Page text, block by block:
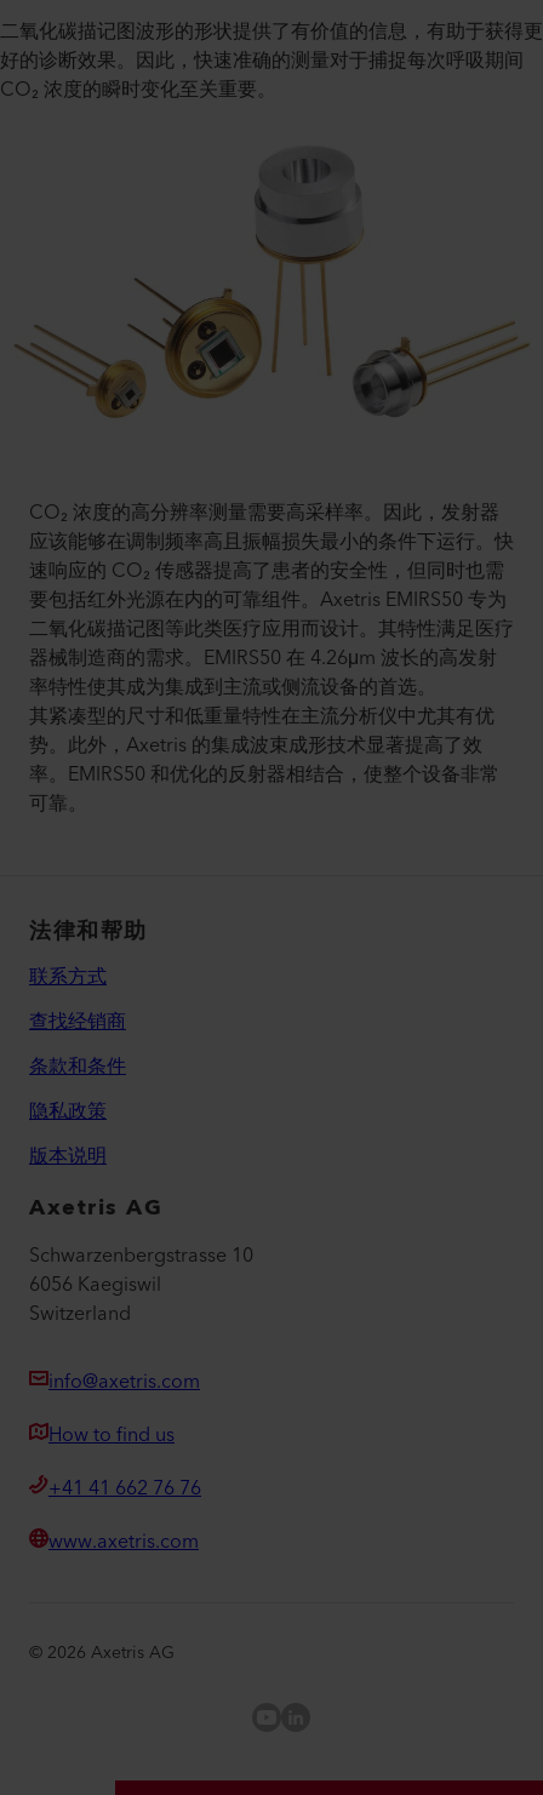
二氧化碳描记图波形的形状提供了有价值的信息，有助于获得更
好的诊断效果。因此，快速准确的测量对于捕捉每次呼吸期间
CO₂ 浓度的瞬时变化至关重要。
CO₂ 浓度的高分辨率测量需要高采样率。因此，发射器
应该能够在调制频率高且振幅损失最小的条件下运行。快
速响应的 CO₂ 传感器提高了患者的安全性，但同时也需
要包括红外光源在内的可靠组件。Axetris EMIRS50 专为
二氧化碳描记图等此类医疗应用而设计。其特性满足医疗
器械制造商的需求。EMIRS50 在 4.26μm 波长的高发射
率特性使其成为集成到主流或侧流设备的首选。
其紧凑型的尺寸和低重量特性在主流分析仪中尤其有优
势。此外，Axetris 的集成波束成形技术显著提高了效
率。EMIRS50 和优化的反射器相结合，使整个设备非常
可靠。
法律和帮助
联系方式
查找经销商
条款和条件
隐私政策
版本说明
Axetris AG
Schwarzenbergstrasse 10
6056 Kaegiswil
Switzerland
info@axetris.com
How to find us
+41 41 662 76 76
www.axetris.com
© 2026 Axetris AG